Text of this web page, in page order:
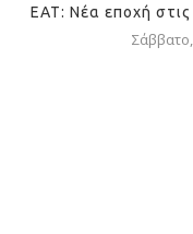
ΕΑΤ: Νέα εποχή